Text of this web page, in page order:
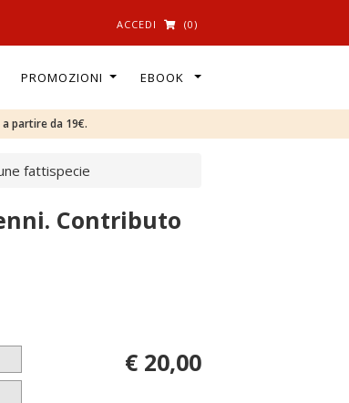
ACCEDI (0)
PROMOZIONI EBOOK
partire da 19€.
fattispecie
Contributo
€ 20,00